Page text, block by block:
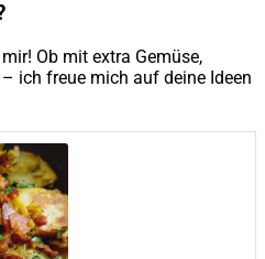
Ob mit extra Gemüse,
ich freue mich auf deine Ideen